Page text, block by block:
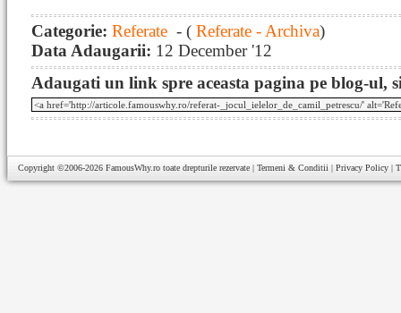
Categorie: Referate - ( Referate - Archiva)
Data Adaugarii: 12 December '12
Adaugati un link spre aceasta pagina pe blog-ul,
Copyright ©2006-2026 FamousWhy.ro toate drepturile rezervate | Termeni & Conditii | Privacy Policy |